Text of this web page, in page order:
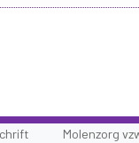
Molenzorg